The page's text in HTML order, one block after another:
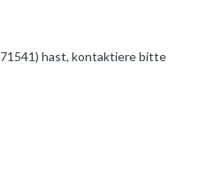
hast, kontaktiere bitte